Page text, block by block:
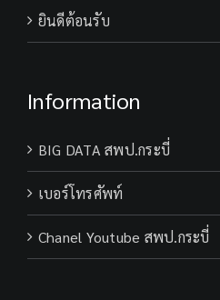
ยินดีต้อนรับ
Information
BIG DATA สพป.กระบี่
เบอร์โทรศัพท์
Chanel Youtube สพป.กระบี่